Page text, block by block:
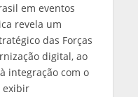
em eventos
revela um
das Forças
digital, ao
integração com o
exibir